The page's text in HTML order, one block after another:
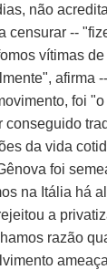
não
censurar --
vítimas
afirma
foi
conseguido
da vida
foi
na Itália há
a
razão